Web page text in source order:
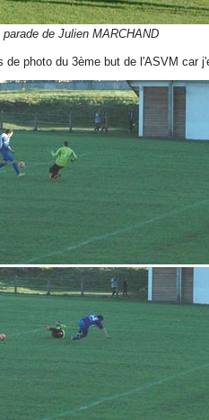
parade de Julien MARCHAND
de photo du 3ème but de l'ASVM car